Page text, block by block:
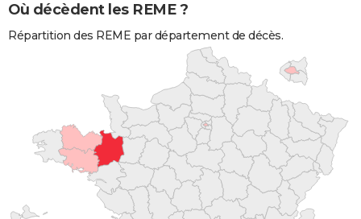
Où décèdent les REME ?
Répartition des REME par département de décès.